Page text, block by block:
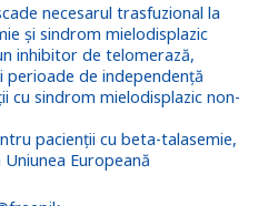
necesarul trasfuzional la
și sindrom mielodisplazic
inhibitor de telomerază,
perioade de independență
cu sindrom mielodisplazic non-
pacienții cu beta-talasemie,
Europeană